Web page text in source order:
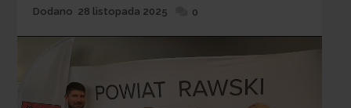
Dodane
Dodano 28 listopada 2025 0